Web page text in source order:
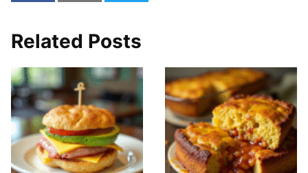
Related Posts